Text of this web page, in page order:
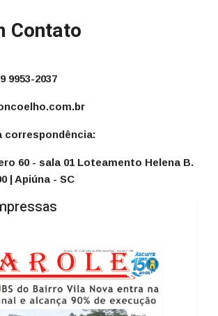
Contato
9953-2037
correspondência:
60 - sala 01 Loteamento Helena B.
| Apiúna - SC